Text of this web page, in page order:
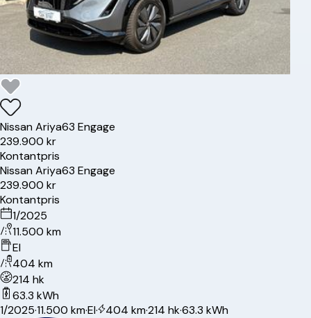
NissanAriya63 Engage
239.900 kr
Kontantpris
NissanAriya63 Engage
239.900 kr
Kontantpris
1/2025
11.500 km
El
404 km
214 hk
63.3 kWh
1/2025·11.500 km·El· 404 km·214 hk·63.3 kWh